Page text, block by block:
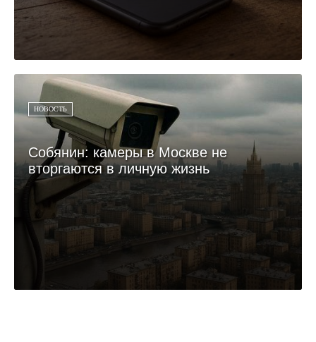
НОВОСТЬ
Собянин: камеры в Москве не
вторгаются в личную жизнь